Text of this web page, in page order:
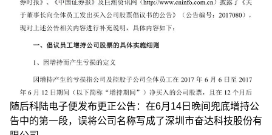
随后科陆电子便发布更正公告：在6月14日晚间兜底增持公
告中的第一段，误将公司名称写成了深圳市奋达科技股份有